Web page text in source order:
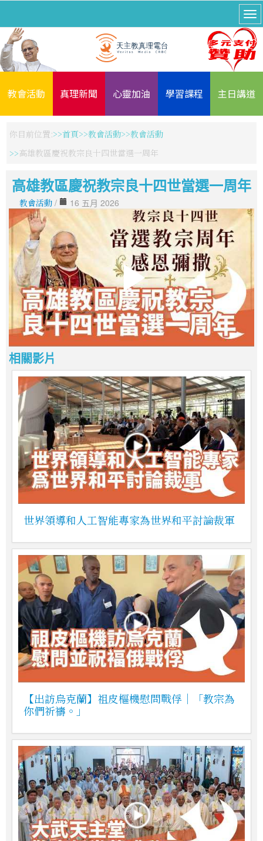
教會活動 真理新聞 心靈加油 學習課程 主日講道
你目前位置: 首頁 教會活動
教會活動
高雄教區慶祝教宗良十四世當選一周年
高雄教區慶祝教宗良十四世當選一周年
教會活動 / 16 五月 2026
相關影片
世界領導和人工智能專家為世界和平討論裁軍
【出訪烏克蘭】祖皮樞機慰問戰俘｜「教宗為
你們祈禱。」